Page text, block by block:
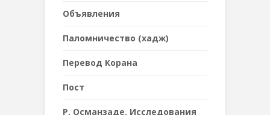
Объявления
Паломничество (хадж)
Перевод Корана
Пост
Р. Османзаде. Исследования